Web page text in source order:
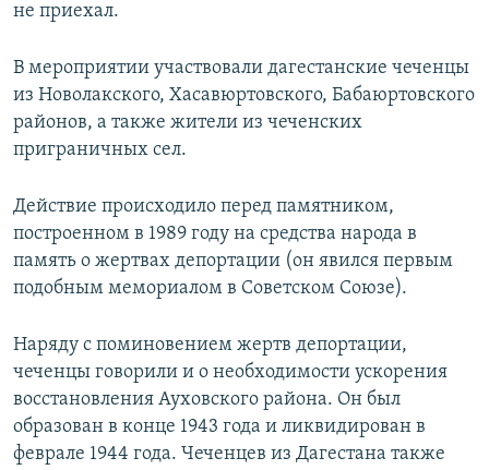
не приехал.
В мероприятии участвовали дагестанские чеченцы
из Новолакского, Хасавюртовского, Бабаюртовского
районов, а также жители из чеченских
приграничных сел.
Действие происходило перед памятником,
построенном в 1989 году на средства народа в
память о жертвах депортации (он явился первым
подобным мемориалом в Советском Союзе).
Наряду с поминовением жертв депортации,
чеченцы говорили и о необходимости ускорения
восстановления Ауховского района. Он был
образован в конце 1943 года и ликвидирован в
феврале 1944 года. Чеченцев из Дагестана также